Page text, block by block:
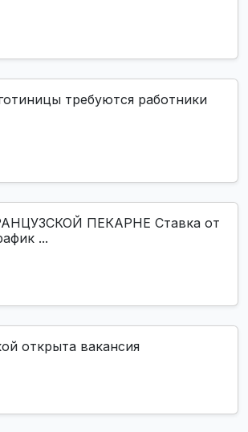
требуются работники
ПЕКАРНЕ Ставка от
...
открыта вакансия